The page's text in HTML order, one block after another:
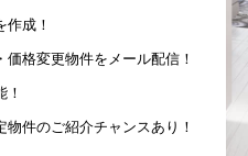
作成！
価格変更物件を メール配信！
！
物件のご紹介チャンスあり！